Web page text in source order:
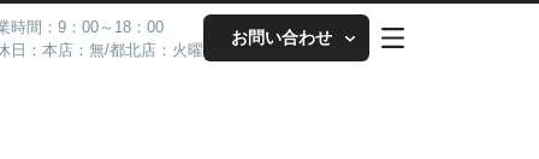
時間：9：00～18：00
日：本店：無/都北店：火曜
お問い合わせ